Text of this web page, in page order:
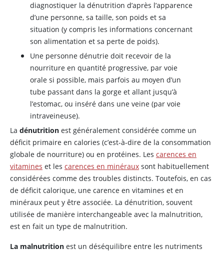
diagnostiquer la dénutrition d’après l’apparence
d’une personne, sa taille, son poids et sa
situation (y compris les informations concernant
son alimentation et sa perte de poids).
Une personne dénutrie doit recevoir de la
nourriture en quantité progressive, par voie
orale si possible, mais parfois au moyen d’un
tube passant dans la gorge et allant jusqu’à
l’estomac, ou inséré dans une veine (par voie
intraveineuse).
La dénutrition est généralement considérée comme un
déficit primaire en calories (c’est-à-dire de la consommation
globale de nourriture) ou en protéines. Les carences en
vitamines et les carences en minéraux sont habituellement
considérées comme des troubles distincts. Toutefois, en cas
de déficit calorique, une carence en vitamines et en
minéraux peut y être associée. La dénutrition, souvent
utilisée de manière interchangeable avec la malnutrition,
est en fait un type de malnutrition.
La malnutrition est un déséquilibre entre les nutriments